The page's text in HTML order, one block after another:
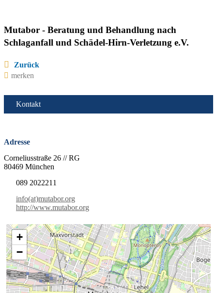
Mutabor - Beratung und Behandlung nach
Schlaganfall und Schädel-Hirn-Verletzung e.V.
Zurück
merken
Kontakt
Adresse
Corneliusstraße 26 // RG
80469 München
089 2022211
info(at)mutabor.org
http://www.mutabor.org
+
−